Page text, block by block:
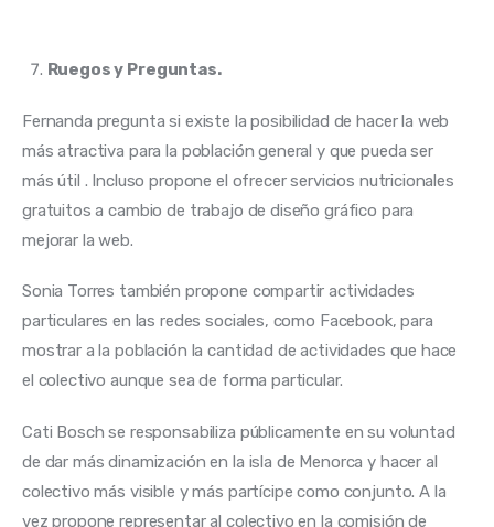
Ruegos y Preguntas.
Fernanda pregunta si existe la posibilidad de hacer la web
más atractiva para la población general y que pueda ser
más útil . Incluso propone el ofrecer servicios nutricionales
gratuitos a cambio de trabajo de diseño gráfico para
mejorar la web.
Sonia Torres también propone compartir actividades
particulares en las redes sociales, como Facebook, para
mostrar a la población la cantidad de actividades que hace
el colectivo aunque sea de forma particular.
Cati Bosch se responsabiliza públicamente en su voluntad
de dar más dinamización en la isla de Menorca y hacer al
colectivo más visible y más partícipe como conjunto. A la
vez propone representar al colectivo en la comisión de